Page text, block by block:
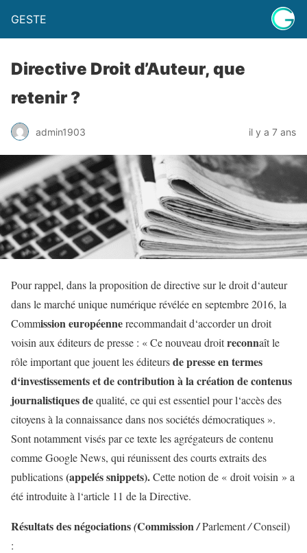
GESTE
Directive Droit d’Auteur, que
retenir ?
admin1903 il y a 7 ans
Pourrappel, dansla proposition dedirectivesurledroitd‘auteur
danslemarchéuniquenumériquerévéléeen septembre2016, la
Commissioneuropéennerecommandaitd‘accorderun droit
voisin aux éditeursdepresse : «Cenouveau droitreconnaîtle
rôleimportantquejouentleséditeursdepresseentermes
d‘investissementsetdecontributionàlacréationdecontenus
journalistiquesdequalité, cequi estessentiel pourl‘accèsdes
citoyensà la connaissancedansnossociétésdémocratiques ».
Sontnotammentvisésparcetextelesagrégateursdecontenu
commeGoogleNews, qui réunissentdescourtsextraitsdes
publications(appeléssnippets).Cettenotion de « droitvoisin » a
étéintroduiteà l‘article 11 dela Directive.
Résultatsdesnégociations(Commission/Parlement/Conseil)
: